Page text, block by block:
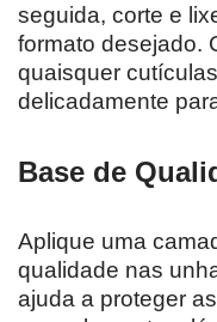
seguida, corte e
formato desejado.
quaisquer
delicadamente
Base de
Aplique uma
qualidade nas
ajuda a proteger